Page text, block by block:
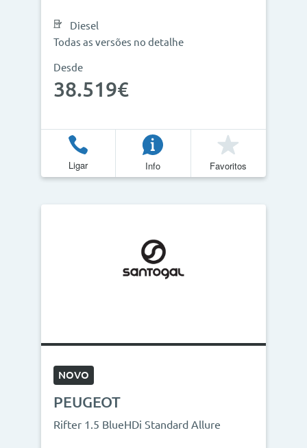
Diesel
Todas as versões no detalhe
Desde
38.519€
Ligar Info Favoritos
NOVO
PEUGEOT
Rifter 1.5 BlueHDi Standard Allure